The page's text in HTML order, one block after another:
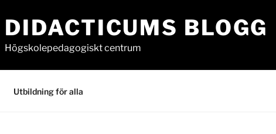
DIDACTICUMS BLOGG
Högskolepedagogiskt centrum
Utbildning för alla